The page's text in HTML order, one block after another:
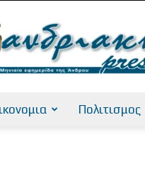
Πολιτισμος